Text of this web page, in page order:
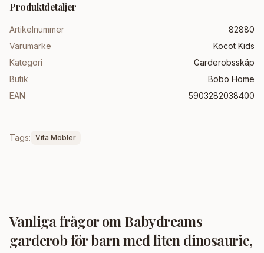
Produktdetaljer
Artikelnummer
82880
Varumärke
Kocot Kids
Kategori
Garderobsskåp
Butik
Bobo Home
EAN
5903282038400
Tags: Vita Möbler
Vanliga frågor om Babydreams
garderob för barn med liten dinosaurie,